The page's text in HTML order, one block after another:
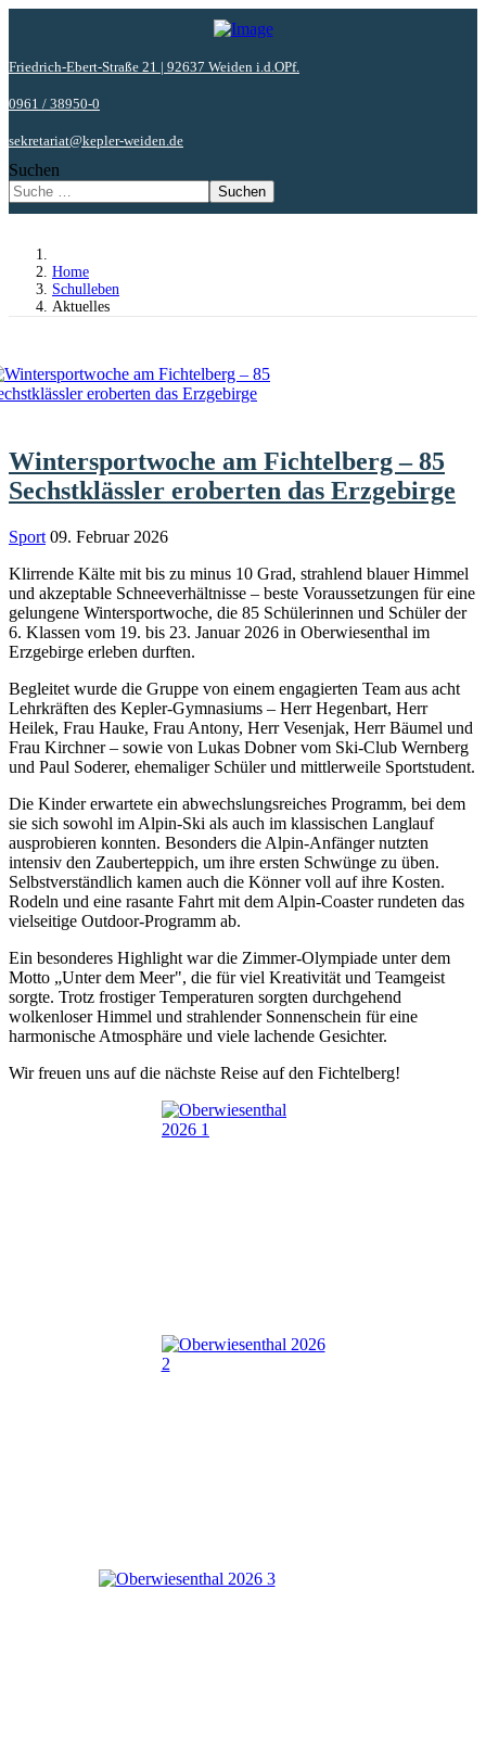
Friedrich-Ebert-Straße 21 | 92637 Weiden i.d.OPf.
0961 / 38950-0
sekretariat@kepler-weiden.de
Suchen
Suchen
Home
Schulleben
Aktuelles
Wintersportwoche am Fichtelberg – 85
Sechstklässler eroberten das Erzgebirge
Sport 09. Februar 2026
Klirrende Kälte mit bis zu minus 10 Grad, strahlend blauer Himmel
und akzeptable Schneeverhältnisse – beste Voraussetzungen für eine
gelungene Wintersportwoche, die 85 Schülerinnen und Schüler der
6. Klassen vom 19. bis 23. Januar 2026 in Oberwiesenthal im
Erzgebirge erleben durften.
Begleitet wurde die Gruppe von einem engagierten Team aus acht
Lehrkräften des Kepler-Gymnasiums – Herr Hegenbart, Herr
Heilek, Frau Hauke, Frau Antony, Herr Vesenjak, Herr Bäumel und
Frau Kirchner – sowie von Lukas Dobner vom Ski-Club Wernberg
und Paul Soderer, ehemaliger Schüler und mittlerweile Sportstudent.
Die Kinder erwartete ein abwechslungsreiches Programm, bei dem
sie sich sowohl im Alpin-Ski als auch im klassischen Langlauf
ausprobieren konnten. Besonders die Alpin-Anfänger nutzten
intensiv den Zauberteppich, um ihre ersten Schwünge zu üben.
Selbstverständlich kamen auch die Könner voll auf ihre Kosten.
Rodeln und eine rasante Fahrt mit dem Alpin-Coaster rundeten das
vielseitige Outdoor-Programm ab.
Ein besonderes Highlight war die Zimmer-Olympiade unter dem
Motto „Unter dem Meer", die für viel Kreativität und Teamgeist
sorgte. Trotz frostiger Temperaturen sorgten durchgehend
wolkenloser Himmel und strahlender Sonnenschein für eine
harmonische Atmosphäre und viele lachende Gesichter.
Wir freuen uns auf die nächste Reise auf den Fichtelberg!